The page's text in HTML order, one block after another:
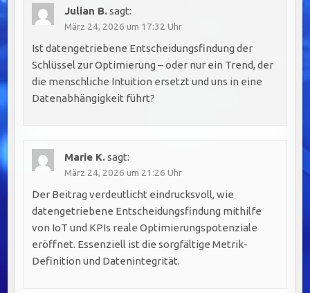
Julian B.sagt:
März 24, 2026 um 17:32 Uhr
Ist datengetriebene Entscheidungsfindung der
Schlüssel zur Optimierung – oder nur ein Trend, der
die menschliche Intuition ersetzt und uns in eine
Datenabhängigkeit führt?
Marie K.sagt:
März 24, 2026 um 21:26 Uhr
Der Beitrag verdeutlicht eindrucksvoll, wie
datengetriebene Entscheidungsfindung mithilfe
von IoT und KPIs reale Optimierungspotenziale
eröffnet. Essenziell ist die sorgfältige Metrik-
Definition und Datenintegrität.